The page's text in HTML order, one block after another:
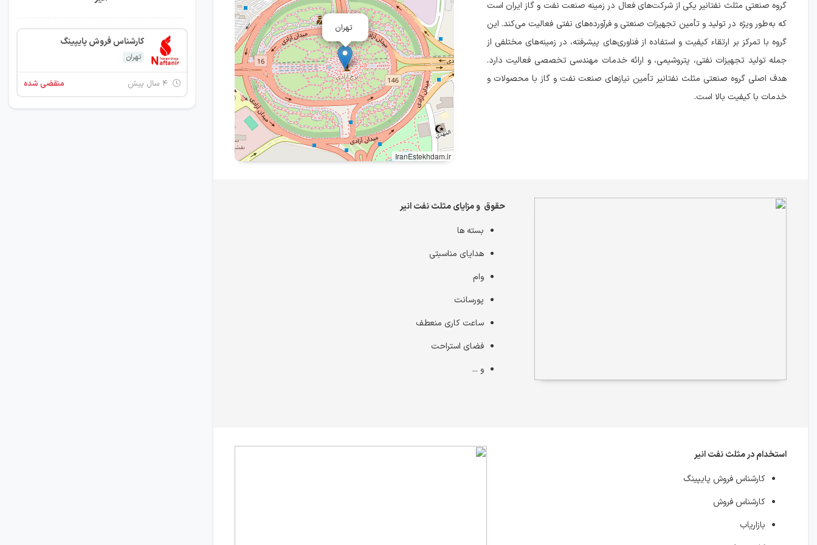
گروه صنعتی مثلث نفتانیر یکی از شرکت‌های فعال در زمینه صنعت نفت و گاز ایران است
که به‌طور ویژه در تولید و تأمین تجهیزات صنعتی و فرآورده‌های نفتی فعالیت می‌کند. این
گروه با تمرکز بر ارتقاء کیفیت و استفاده از فناوری‌های پیشرفته، در زمینه‌های مختلفی از
جمله تولید تجهیزات نفتی، پتروشیمی، و ارائه خدمات مهندسی تخصصی فعالیت دارد.
هدف اصلی گروه صنعتی مثلث نفتانیر تأمین نیازهای صنعت نفت و گاز با محصولات و
خدمات با کیفیت بالا است.
تهران
IranEstekhdam.ir
حقوق و مزایای مثلث نفت انیر
بسته ها
هدایای مناسبتی
وام
پورسانت
ساعت کاری منعطف
فضای استراحت
و ...
استخدام در مثلث نفت انیر
کارشناس فروش پایپینگ
کارشناس فروش
بازاریاب
کارشناس فروش پایپینگ
تهران
منقضی شده